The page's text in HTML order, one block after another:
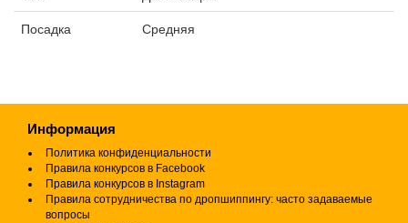
Посадка
Средняя
Информация
Политика конфиденциальности
Правила конкурсов в Facebook
Правила конкурсов в Instagram
Правила сотрудничества по дропшиппингу: часто задаваемые
вопросы